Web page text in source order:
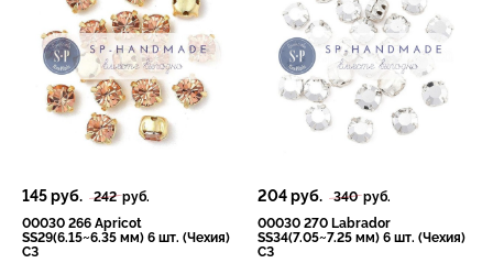
145руб. 242руб.
00030 266 Apricot
SS29(6.15~6.35 мм) 6 шт. (Чехия)
СЗ
204руб. 340руб.
00030 270 Labrador
SS34(7.05~7.25 мм) 6 шт. (Чехия)
СЗ